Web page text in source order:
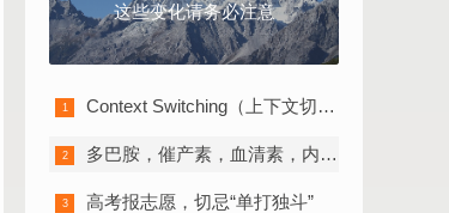
这些变化请务必注意
Context Switching（上下文切换）的“切换成本”
多巴胺，催产素，血清素，内啡肽
高考报志愿，切忌“单打独斗”